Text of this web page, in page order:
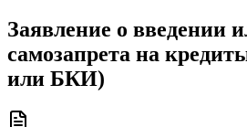
Заявление о введении
самозапрета на
или БКИ)